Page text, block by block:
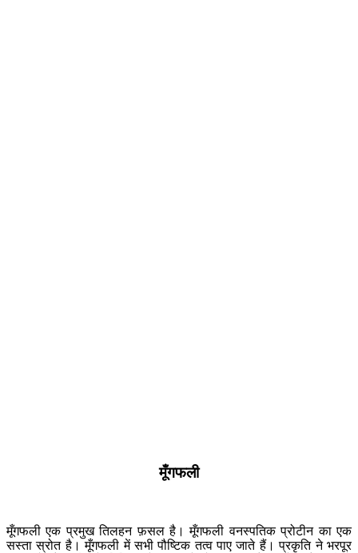
मूँगफली
मूँगफली एक प्रमुख तिलहन फ़सल है। मूँगफली वनस्पतिक प्रोटीन का एक
सस्ता स्रोत है। मूँगफली में सभी पौष्टिक तत्व पाए जाते हैं। प्रकृति ने भरपूर